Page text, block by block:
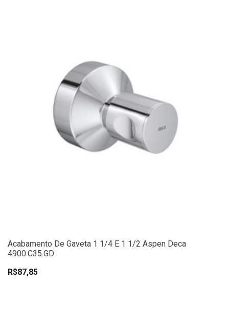
Acabamento De Gaveta 1 1/4 E 1 1/2 Aspen Deca
4900.C35.GD
R$87,85